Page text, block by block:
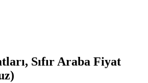
Sıfır Araba Fiyat